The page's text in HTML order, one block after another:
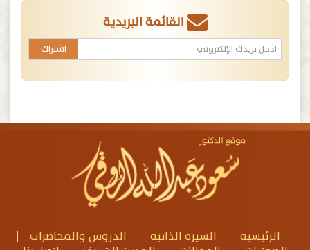
القائمة البريدية
الرئيسية السيرة الذاتية
الدروس والمحاضرات